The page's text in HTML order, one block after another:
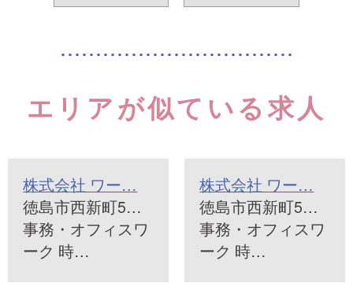
エリアが似ている求人
株式会社 ワー…
徳島市西新町5…
事務・オフィスワ
ーク 時…
株式会社 ワー…
徳島市西新町5…
事務・オフィスワ
ーク 時…